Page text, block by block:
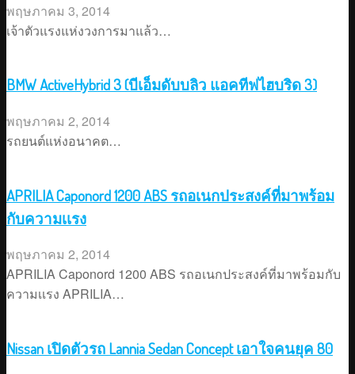
พฤษภาคม 3, 2014
เจ้าตัวแรงแห่งวงการมาแล้ว…
BMW ActiveHybrid 3 (บีเอ็มดับบลิว แอคทีฟไฮบริด 3)
พฤษภาคม 2, 2014
รถยนต์แห่งอนาคต…
APRILIA Caponord 1200 ABS รถอเนกประสงค์ที่มาพร้อม
กับความเเรง
พฤษภาคม 2, 2014
APRILIA Caponord 1200 ABS รถอเนกประสงค์ที่มาพร้อมกับ
ความเเรง APRILIA…
Nissan เปิดตัวรถ Lannia Sedan Concept เอาใจคนยุค 80